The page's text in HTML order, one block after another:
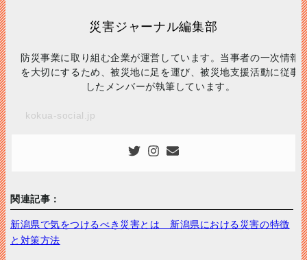
災害ジャーナル編集部
防災事業に取り組む企業が運営しています。当事者の一次情報
を大切にするため、被災地に足を運び、被災地支援活動に従事
したメンバーが執筆しています。
kokua-social.jp
関連記事：
新潟県で気をつけるべき災害とは 新潟県における災害の特徴
と対策方法